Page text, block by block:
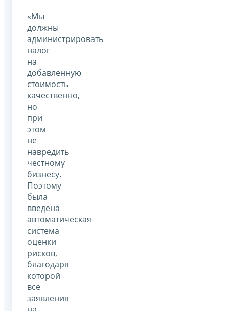
«Мы
должны
администрировать
налог
на
добавленную
стоимость
качественно,
но
при
этом
не
навредить
честному
бизнесу.
Поэтому
была
введена
автоматическая
система
оценки
рисков,
благодаря
которой
все
заявления